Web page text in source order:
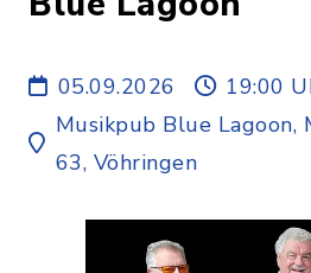
05.09.2026
19:00
Musikpub Blue Lagoon,
63, Vöhringen